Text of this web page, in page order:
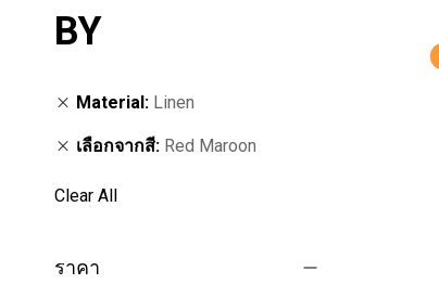
BY
Material Linen
เลือกจากสี Red Maroon
Clear All
ราคา